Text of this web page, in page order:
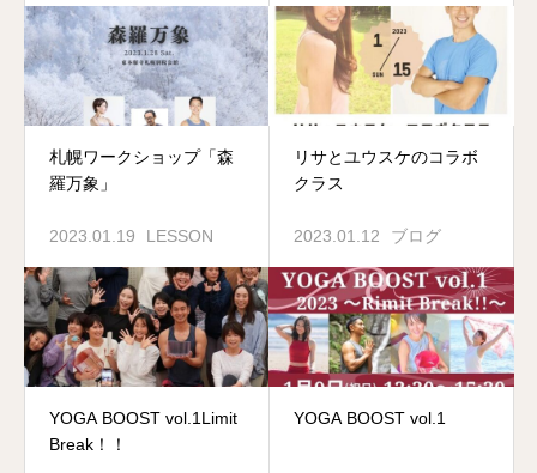
札幌ワークショップ「森
羅万象」
2023.01.19 LESSON
リサとユウスケのコラボ
クラス
2023.01.12 ブログ
YOGA BOOST vol.1Limit
Break！！
YOGA BOOST vol.1